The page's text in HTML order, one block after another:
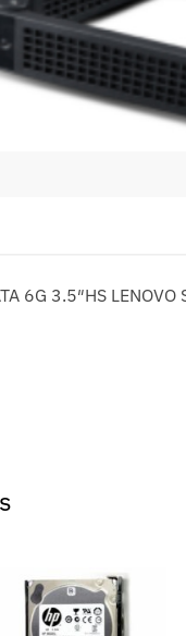
6G 3.5″HS LENOVO